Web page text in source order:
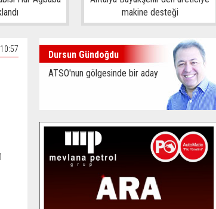
makine desteği
Dursun Gündoğdu
ATSO'nun gölgesinde bir aday